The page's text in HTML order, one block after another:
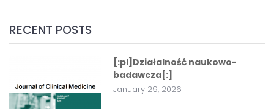
RECENT POSTS
[:pl]Działalność naukowo-
badawcza[:]
January 29, 2026